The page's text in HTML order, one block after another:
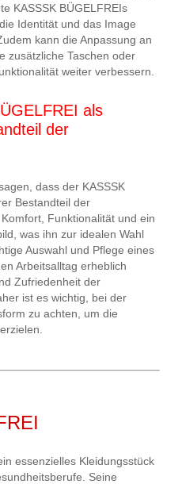
KASSSK BÜGELFREIs
Identität und das Image
kann die Anpassung an
zusätzliche Taschen oder
weiter verbessern.
als
der
dass der KASSSK
Bestandteil der
Funktionalität und ein
was ihn zur idealen Wahl
Auswahl und Pflege eines
Arbeitsalltag erheblich
Zufriedenheit der
ist es wichtig, bei der
zu achten, um die
essenzielles Kleidungsstück
Seine